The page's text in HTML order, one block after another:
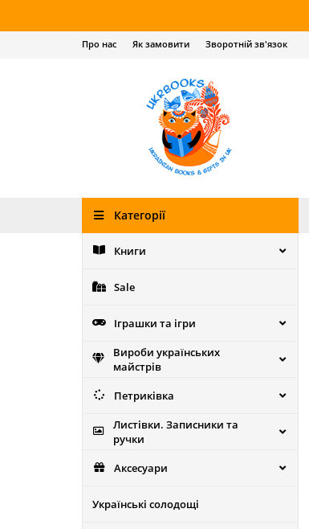
Про нас Як замовити Зворотній зв'язок
Категорії
Книги
Sale
Іграшки та ігри
Вироби українських
майстрів
Петриківка
Листівки. Записники та
ручки
Аксесуари
Українські солодощі